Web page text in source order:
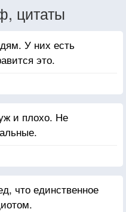
цитаты
У них есть
это.
и плохо. Не
что единственное